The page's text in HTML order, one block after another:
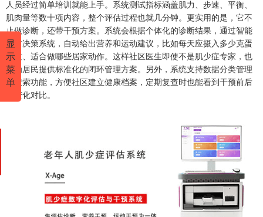
人员经过简单培训就能上手。系统测试指标涵盖肌力、步速、平衡、
肌肉量等数十项内容，整个评估过程也就几分钟。更实用的是，它不
止做诊断，还带干预方案。系统会根据个体化的诊断结果，通过智能
处方决策系统，自动给出营养和运动建议，比如每天应摄入多少克蛋
白质、适合做哪些居家动作。这样社区医生即使不是肌少症专家，也
能为居民提供标准化的闭环管理方案。另外，系统支持数据分类管理
和搜索功能，方便社区建立健康档案，定期复查时也能看到干预前后
的变化对比。
显
示
菜
单